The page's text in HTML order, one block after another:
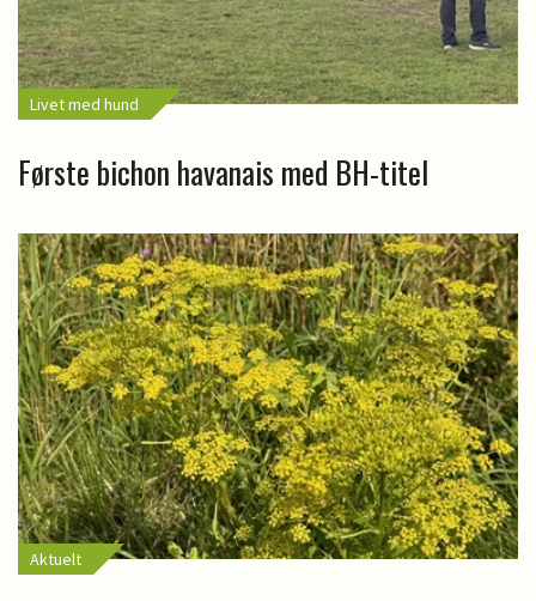
Livet med hund
Første bichon havanais med BH-titel
Aktuelt